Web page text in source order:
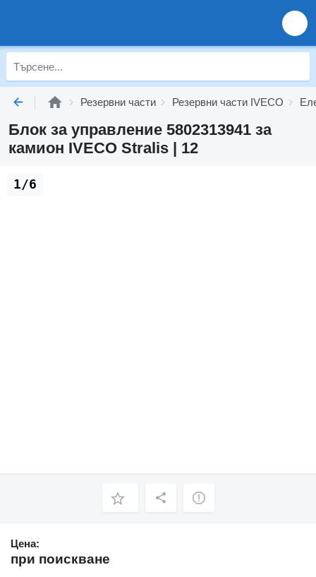
Резервни части Резервни части IVECO
Блок за управление 5802313941 за
камион IVECO Stralis | 12
1/6
Цена:
при поискване